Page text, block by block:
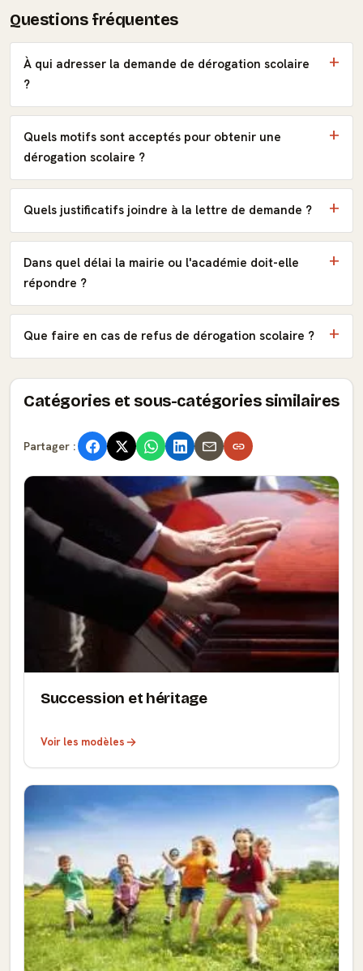
Questions fréquentes
À qui adresser la demande de dérogation scolaire
?
Quels motifs sont acceptés pour obtenir une
dérogation scolaire ?
Quels justificatifs joindre à la lettre de demande ?
Dans quel délai la mairie ou l'académie doit-elle
répondre ?
Que faire en cas de refus de dérogation scolaire ?
Catégories et sous-catégories similaires
Partager :
Succession et héritage
Voir les modèles